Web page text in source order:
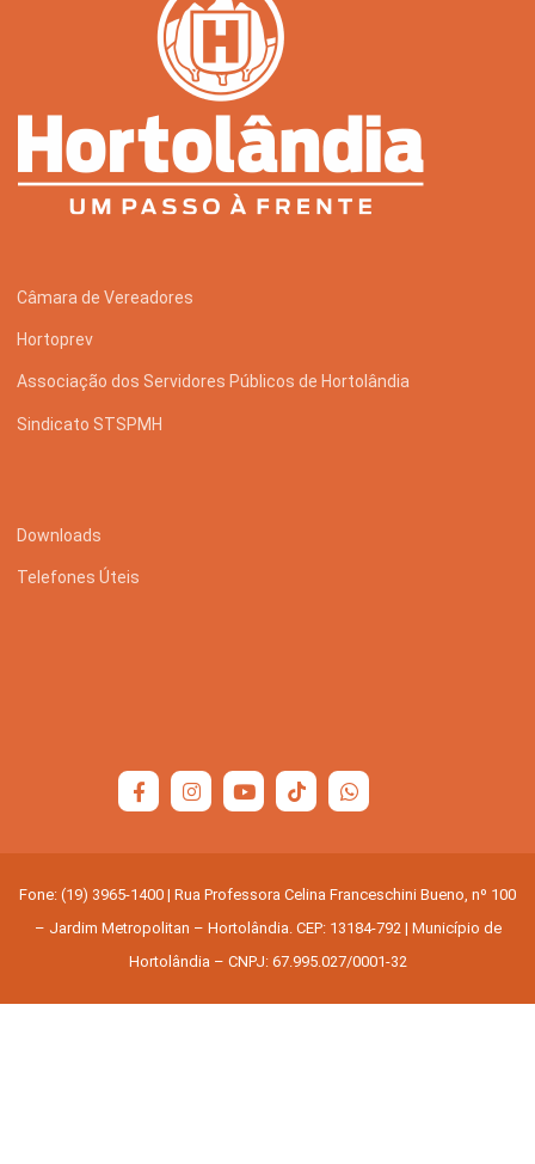
Câmara de Vereadores
Hortoprev
Associação dos Servidores Públicos de Hortolândia
Sindicato STSPMH
Downloads
Telefones Úteis
Fone: (19) 3965-1400 | Rua Professora Celina Franceschini Bueno, nº 100
– Jardim Metropolitan – Hortolândia. CEP: 13184-792 | Município de
Hortolândia – CNPJ: 67.995.027/0001-32